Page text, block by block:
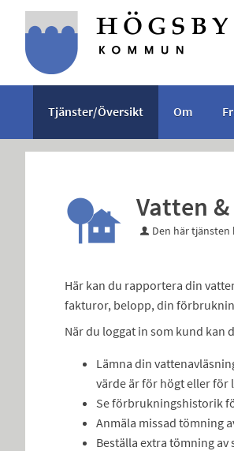
Välkommen
tjänster
kommun
Tjänster/Översikt Om
Vatten
Den här
Här kan du rapportera din
fakturor, belopp, din
När du loggat in som kund kan
Lämna din
värde är för högt eller för
Se förbrukningshistorik
Anmäla missad tömning
Beställa extra tömning